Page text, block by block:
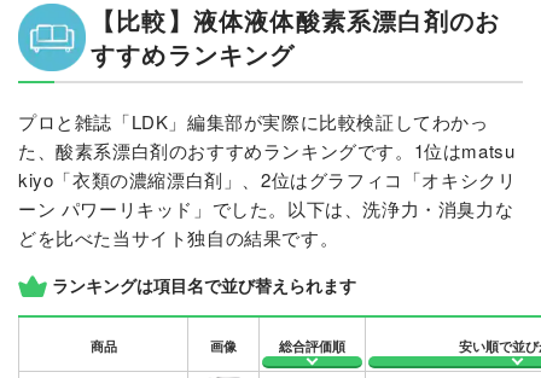
【比較】液体液体酸素系漂白剤のお
すすめランキング
プロと雑誌「LDK」編集部が実際に比較検証してわかっ
た、酸素系漂白剤のおすすめランキングです。1位はmatsu
kiyo「衣類の濃縮漂白剤」、2位はグラフィコ「オキシクリ
ーン パワーリキッド」でした。以下は、洗浄力・消臭力な
どを比べた当サイト独自の結果です。
ランキングは項目名で並び替えられます
商品 画像 総合評価順 安い順で並